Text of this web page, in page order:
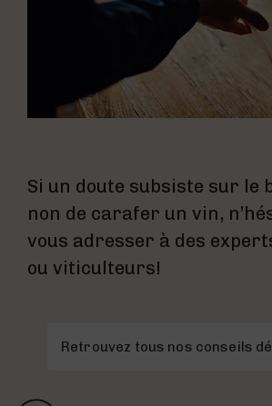
Si un doute subsiste sur le
non de carafer un vin,
vous adresser à des
ou viticulteurs!
Retrouvez tous nos conseils